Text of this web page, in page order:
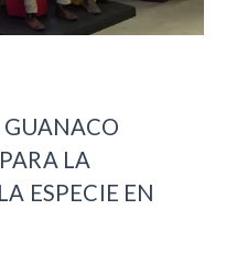
GUANACO
LA
ESPECIE EN